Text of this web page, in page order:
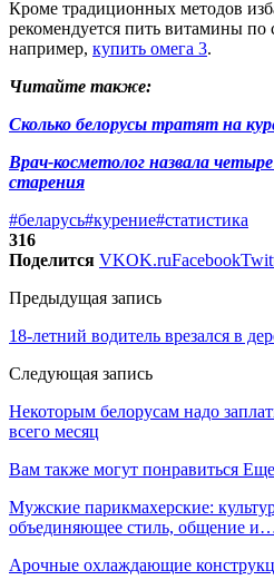
Кроме традиционных методов
рекомендуется пить витамины по
например, купить омега 3.
Читайте также:
Cколько белорусы тратят на
Врач-косметолог назвала
старения
#беларусь#курение#статистика
316
Поделится VKOK.ruFacebook
Предыдущая запись
18-летний водитель врезался в
Следующая запись
Некоторым белорусам надо
всего месяц
Вам также могут понравиться Еще
Мужские парикмахерские:
объединяющее стиль, общение
Арочные охлаждающие